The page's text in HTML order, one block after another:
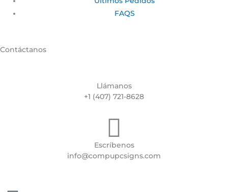
FAQS
Contáctanos
Llámanos
+1 (407) 721-8628
Escríbenos
info@compupcsigns.com